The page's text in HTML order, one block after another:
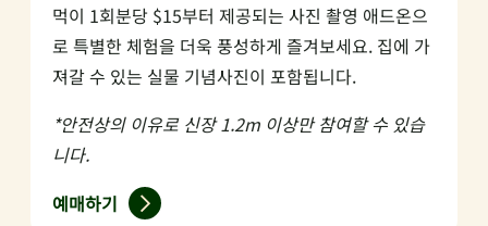
먹이 1회분당 $15부터 제공되는 사진 촬영 애드온으
로 특별한 체험을 더욱 풍성하게 즐겨보세요. 집에 가
져갈 수 있는 실물 기념사진이 포함됩니다.
*안전상의 이유로 신장 1.2m 이상만 참여할 수 있습
니다.
예매하기